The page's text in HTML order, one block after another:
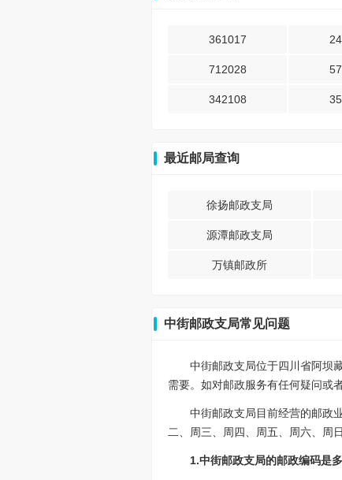
361017
712028
342108
最近邮局查询
徐扬邮政支局
源潭邮政支局
万镇邮政所
中街邮政支局常见问题
中街邮政支局位于四川省阿坝
需要。如对邮政服务有任何疑问或
中街邮政支局目前经营的邮政
二、周三、周四、周五、周六、周
1.中街邮政支局的邮政编码是